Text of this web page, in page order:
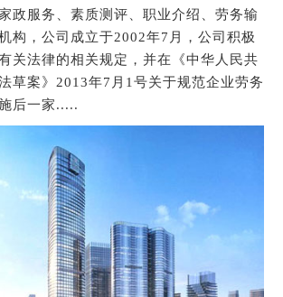
政服务、素质测评、职业介绍、劳务输
构，公司成立于2002年7月，公司积极
关法律的相关规定，并在《中华人民共
草案》2013年7月1号关于规范企业劳务
后一家.....